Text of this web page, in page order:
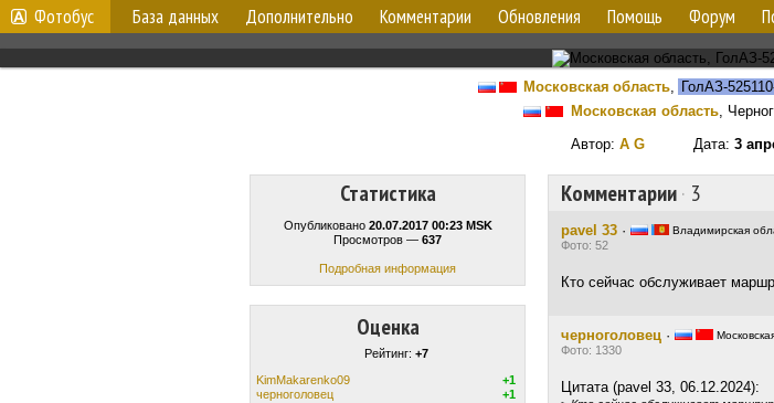
Фотобус База данных Дополнительно Комментарии Обновления Помощь Форум
Московская область, ГолАЗ-
Московская область,
Автор: A G Дата: 3
Статистика
Опубликовано 20.07.2017 00:23 MSK
Просмотров — 637
Подробная информация
Оценка
Рейтинг: +7
KimMakarenko09
+1
черноголовец
+1
Комментарии· 3
pavel 33 · Владимирская
Фото: 52
Кто сейчас обслуживает
черноголовец ·
Фото: 1330
Цитата (pavel 33, 06.12.2024):